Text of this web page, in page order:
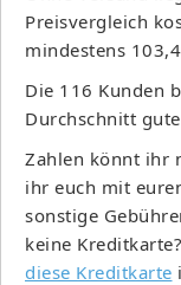
Preisvergleich
mindestens
Die 116 Kunden
Durchschnitt
Zahlen könnt ihr
ihr euch mit
sonstige
keine
diese Kreditkarte